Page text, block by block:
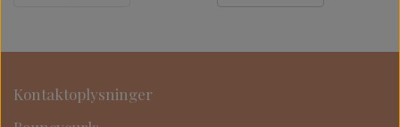
Kontaktoplysninger